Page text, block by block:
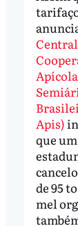
Apis)
que
de 95
mel